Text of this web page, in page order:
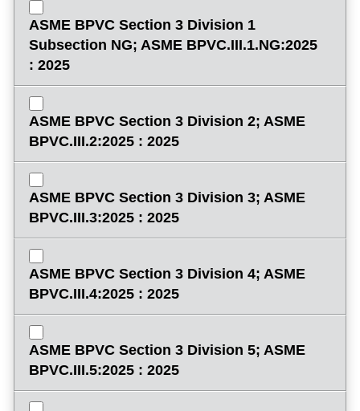
ASME BPVC Section 3 Division 1
Subsection NG; ASME BPVC.III.1.NG:2025
: 2025
ASME BPVC Section 3 Division 2; ASME
BPVC.III.2:2025 : 2025
ASME BPVC Section 3 Division 3; ASME
BPVC.III.3:2025 : 2025
ASME BPVC Section 3 Division 4; ASME
BPVC.III.4:2025 : 2025
ASME BPVC Section 3 Division 5; ASME
BPVC.III.5:2025 : 2025